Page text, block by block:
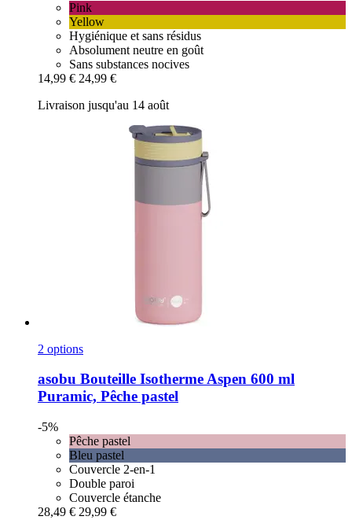
Pink
Yellow
Hygiénique et sans résidus
Absolument neutre en goût
Sans substances nocives
14,99 € 24,99 €
Livraison jusqu'au 14 août
2 options
asobu Bouteille Isotherme Aspen 600 ml
Puramic, Pêche pastel
-5%
Pêche pastel
Bleu pastel
Couvercle 2-en-1
Double paroi
Couvercle étanche
28,49 € 29,99 €